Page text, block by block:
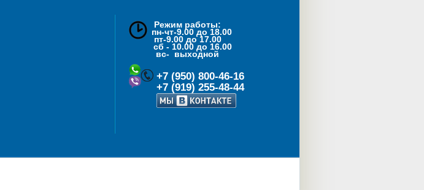
Режим работы:
пн-чт-9.00 до 18.00
пт-9.00 до 17.00
сб - 10.00 до 16.00
вс- выходной
+7 (950) 800-46-16
+7 (919) 255-48-44